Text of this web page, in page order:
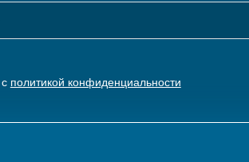
политикой конфиденциальности